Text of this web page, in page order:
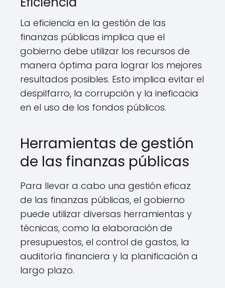
La eficiencia en la gestión de las
finanzas públicas implica que el
gobierno debe utilizar los recursos de
manera óptima para lograr los mejores
resultados posibles. Esto implica evitar el
despilfarro, la corrupción y la ineficacia
en el uso de los fondos públicos.
Herramientas de gestión
de las finanzas públicas
Para llevar a cabo una gestión eficaz
de las finanzas públicas, el gobierno
puede utilizar diversas herramientas y
técnicas, como la elaboración de
presupuestos, el control de gastos, la
auditoría financiera y la planificación a
largo plazo.